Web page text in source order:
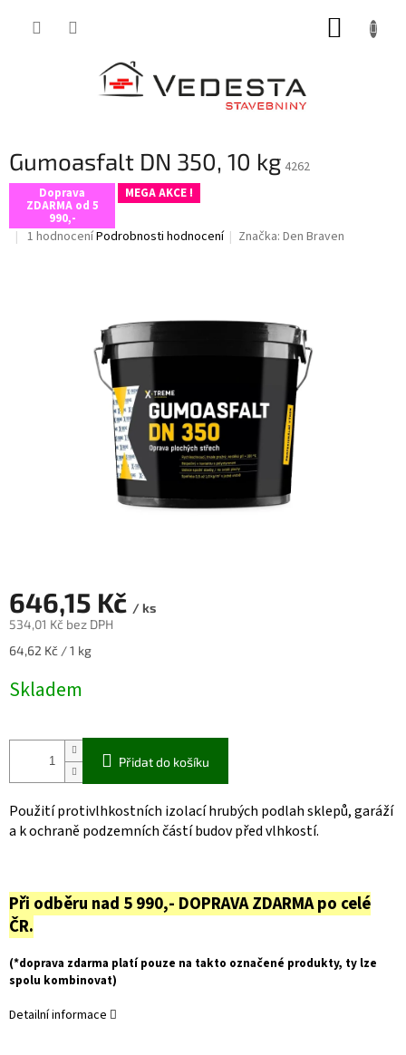
Gumoasfalt DN 350, 10 kg 4262
Doprava
ZDARMA od 5
990,-
MEGA AKCE !
Průměrné
1 hodnoceníPodrobnosti hodnocení Značka:Den Braven
646,15 Kč / ks
534,01 Kč bez DPH
Měrná
64,62 Kč / 1 kg
Skladem
Přidat do košíku
Použití protivlhkostních izolací hrubých podlah sklepů, garáží
a k ochraně podzemních částí budov před vlhkostí.
Při odběru nad 5 990,- DOPRAVA ZDARMA po celé
ČR.
(*doprava zdarma platí pouze na takto označené produkty, ty lze
spolu kombinovat)
Detailní informace